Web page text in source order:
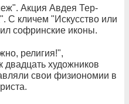
Акция Авдея Тер-
С кличем "Искусство или
софринские иконы.
религия!",
двадцать художников
свои физиономии в